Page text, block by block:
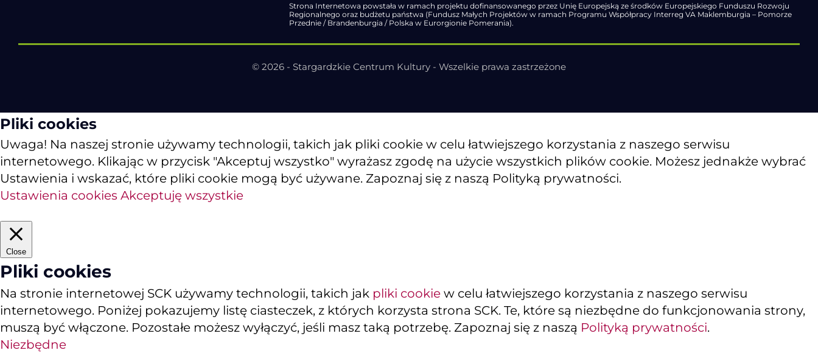
Strona Internetowa powstała w ramach projektu dofinansowanego przez Unię Europejską ze środków Europejskiego Funduszu Rozwoju
Regionalnego oraz budżetu państwa (Fundusz Małych Projektów w ramach Programu Współpracy Interreg VA Maklemburgia – Pomorze
Przednie / Brandenburgia / Polska w Eurorgionie Pomerania).
© 2026 - Stargardzkie Centrum Kultury - Wszelkie prawa zastrzeżone
Pliki cookies
Uwaga! Na naszej stronie używamy technologii, takich jak pliki cookie w celu łatwiejszego korzystania z naszego serwisu
internetowego. Klikając w przycisk "Akceptuj wszystko" wyrażasz zgodę na użycie wszystkich plików cookie. Możesz jednakże wybrać
Ustawienia i wskazać, które pliki cookie mogą być używane. Zapoznaj się z naszą Polityką prywatności.
Ustawienia cookies Akceptuję wszystkie
Close
Pliki cookies
Na stronie internetowej SCK używamy technologii, takich jak pliki cookie w celu łatwiejszego korzystania z naszego serwisu
internetowego. Poniżej pokazujemy listę ciasteczek, z których korzysta strona SCK. Te, które są niezbędne do funkcjonowania strony,
muszą być włączone. Pozostałe możesz wyłączyć, jeśli masz taką potrzebę. Zapoznaj się z naszą Polityką prywatności.
Niezbędne